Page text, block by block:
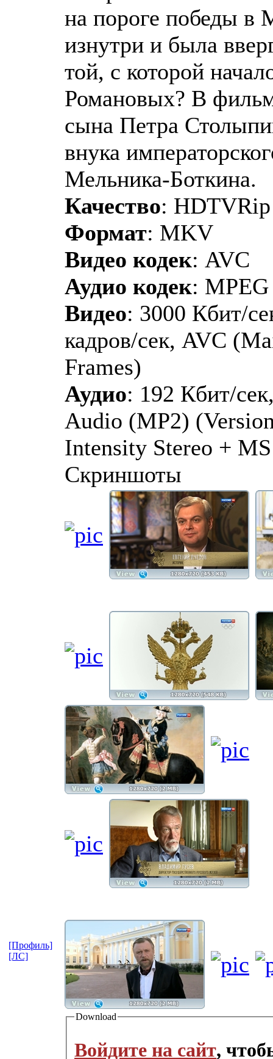
на пороге победы в
изнутри и была
той, с которой
Романовых? В
сына Петра
внука
Мельника-Боткина.
Качество:
Формат: MKV
Видео кодек: AVC
Аудио кодек:
Видео: 3000 Кбит/
кадров/сек, AVC
Frames)
Аудио: 192 Кбит/
Audio (MP2)
Intensity Stereo +
Скриншоты
Download
Войдите на сайт,
[Профиль]
[ЛС]